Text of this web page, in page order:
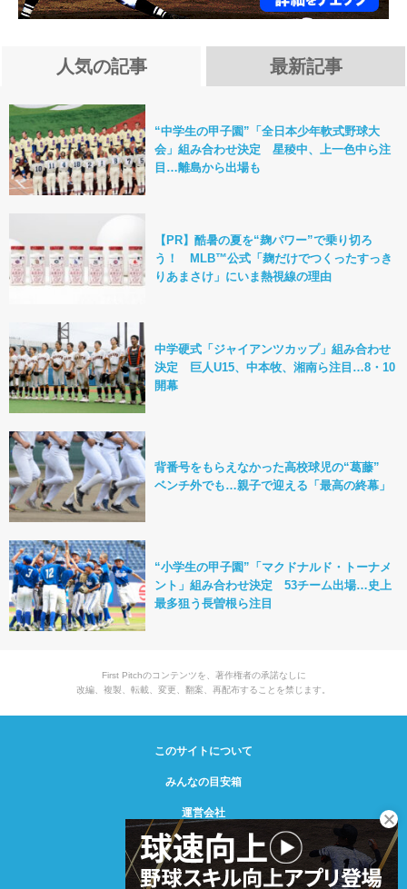
人気の記事 最新記事
“中学生の甲子園”「全日本少年軟式野球大
会」組み合わせ決定 星稜中、上一色中ら注
目…離島から出場も
【PR】酷暑の夏を“麹パワー”で乗り切ろ
う！ MLB™公式「麹だけでつくったすっき
りあまさけ」にいま熱視線の理由
中学硬式「ジャイアンツカップ」組み合わせ
決定 巨人U15、中本牧、湘南ら注目…8・10
開幕
背番号をもらえなかった高校球児の“葛藤”
ベンチ外でも…親子で迎える「最高の終幕」
“小学生の甲子園”「マクドナルド・トーナメ
ント」組み合わせ決定 53チーム出場…史上
最多狙う長曽根ら注目
First Pitchのコンテンツを、著作権者の承諾なしに
改編、複製、転載、変更、翻案、再配布することを禁じます。
© Creative2 2021-
このサイトについて
みんなの目安箱
運営会社